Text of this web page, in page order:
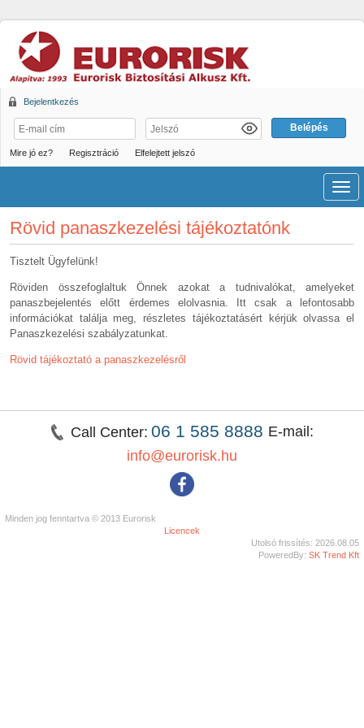
Bejelentkezés
Mire jó ez? Regisztráció Elfelejtett jelszó
Rövid panaszkezelési tájékoztatónk
Tisztelt Ügyfelünk!
Röviden összefoglaltuk Önnek azokat a tudnivalókat, amelyeket
panaszbejelentés előtt érdemes elolvasnia. Itt csak a lefontosabb
információkat találja meg, részletes tájékoztatásért kérjük olvassa el
Panaszkezelési szabályzatunkat.
Rövid tájékoztató a panaszkezelésről
Call Center: 06 1 585 8888 E-mail:
info@eurorisk.hu
Minden jog fenntartva © 2013 Eurorisk
Licencek
Utolsó frissítés: 2026.08.05
PoweredBy: SK Trend Kft